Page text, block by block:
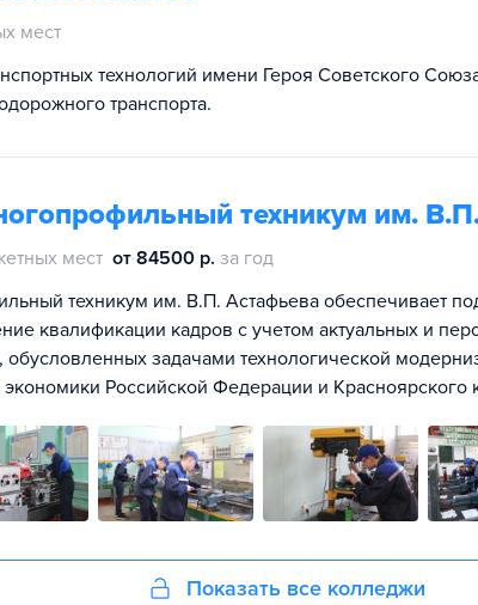
мест
технологий имени Героя Советского
транспорта.
техникум им.
мест от 84500 р. за год
техникум им. В.П. Астафьева обеспечивает
квалификации кадров с учетом актуальных и
обусловленных задачами технологической
Российской Федерации и Красноярского
Показать все колледжи